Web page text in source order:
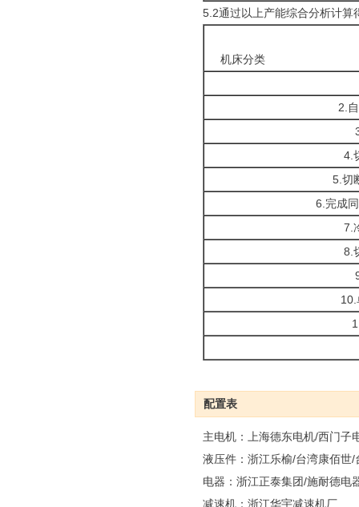
5.2通过以上产能综合分析计算
机床分类
2.
4.
5.切
6.完成
7.
8.
配置表
主电机：上海德东电机/西门子
液压件：浙江乐榆/台湾康佰世/
电器：浙江正泰集团/施耐德电
减速机：浙江华宇减速机厂